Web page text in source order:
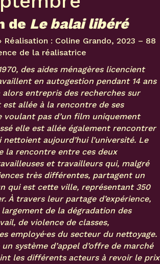
de Le balai libéré
Réalisation : Coline Grando, 2023 – 88
de la réalisatrice
des aides ménagères licencient
en autogestion pendant 14 ans
alors entrepris des recherches sur
allée à la rencontre de ses
voulant pas d’un film uniquement
elle est allée également rencontrer
nettoient aujourd’hui l’université. Le
la rencontre entre ces deux
et travailleurs qui, malgré
très différentes, partagent un
qui est cette ville, représentant 350
À travers leur partage d’expérience,
de la dégradation des
de violence de classes,
employé·es du secteur du nettoyage.
système d’appel d’offre de marché
les différents acteurs à revoir le prix